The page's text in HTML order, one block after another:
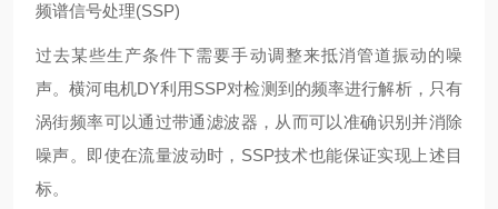
频谱信号处理(SSP)
过去某些生产条件下需要手动调整来抵消管道振动的噪
声。横河电机DY利用SSP对检测到的频率进行解析，只有
涡街频率可以通过带通滤波器，从而可以准确识别并消除
噪声。即使在流量波动时，SSP技术也能保证实现上述目
标。